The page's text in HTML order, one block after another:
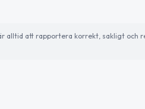
alltid att rapportera korrekt, sakligt och